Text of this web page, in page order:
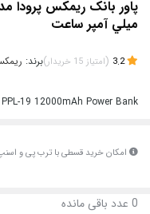
ميلي آمپر ساعت
3.2
(امتیاز 15 خریدار)برند:
19 12000mAh Power Bank
امکان خرید قسطی با ترب پی و
0 عدد باقی مانده